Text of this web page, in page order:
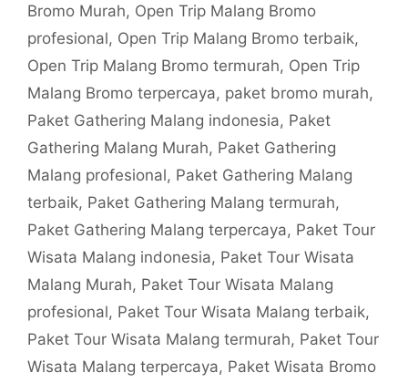
Bromo Murah, Open Trip Malang Bromo
profesional, Open Trip Malang Bromo terbaik,
Open Trip Malang Bromo termurah, Open Trip
Malang Bromo terpercaya, paket bromo murah,
Paket Gathering Malang indonesia, Paket
Gathering Malang Murah, Paket Gathering
Malang profesional, Paket Gathering Malang
terbaik, Paket Gathering Malang termurah,
Paket Gathering Malang terpercaya, Paket Tour
Wisata Malang indonesia, Paket Tour Wisata
Malang Murah, Paket Tour Wisata Malang
profesional, Paket Tour Wisata Malang terbaik,
Paket Tour Wisata Malang termurah, Paket Tour
Wisata Malang terpercaya, Paket Wisata Bromo